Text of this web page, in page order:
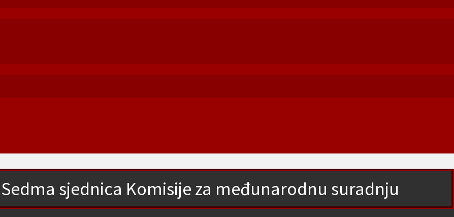
Sedma sjednica Komisije za međunarodnu suradnju